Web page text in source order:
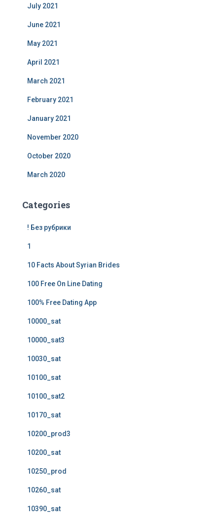
July 2021
June 2021
May 2021
April 2021
March 2021
February 2021
January 2021
November 2020
October 2020
March 2020
Categories
! Без рубрики
1
10 Facts About Syrian Brides
100 Free On Line Dating
100% Free Dating App
10000_sat
10000_sat3
10030_sat
10100_sat
10100_sat2
10170_sat
10200_prod3
10200_sat
10250_prod
10260_sat
10390_sat